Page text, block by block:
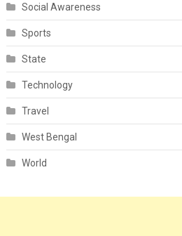
Social Awareness
Sports
State
Technology
Travel
West Bengal
World